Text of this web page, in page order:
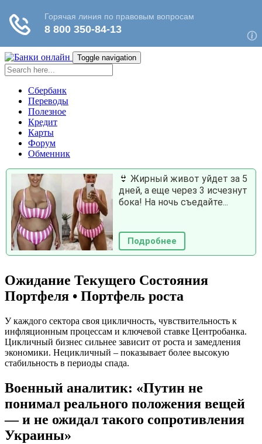
Toggle navigation
Сбербанк
Переводы
Полезное
Кредит
Карты
Форум
Обменник
👙 Жирный живот уйдет за 5
дней, а еще через 3 исчезнут
бока! На ночь съедайте...
Подробнее
Ожидание Текущего Состояния
Портфеля • Портфель роста
У каждого сектора своя цикличность, чувствительность к
инфляционным процессам и ключевой ставке Центробанка.
Цикличный бизнес сильнее зависит от роста и замедления
экономики. Нецикличный – показывает более высокую
стабильность в периоды спада.
Военный аналитик: «Путин не
понимал реального положения вещей
— и не ожидал такого сопротивления
Украины»